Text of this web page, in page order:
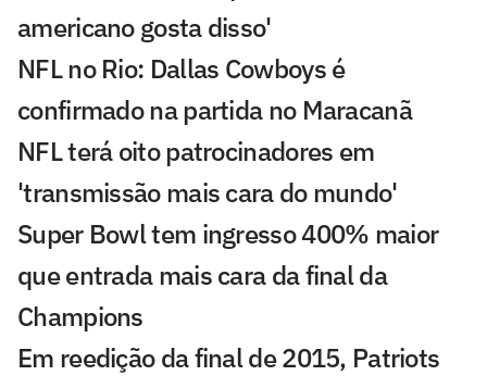
americano gosta disso'
NFL no Rio: Dallas Cowboys é
confirmado na partida no Maracanã
NFL terá oito patrocinadores em
'transmissão mais cara do mundo'
Super Bowl tem ingresso 400% maior
que entrada mais cara da final da
Champions
Em reedição da final de 2015, Patriots